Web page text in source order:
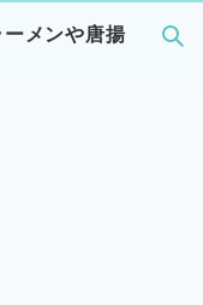
メンや唐揚